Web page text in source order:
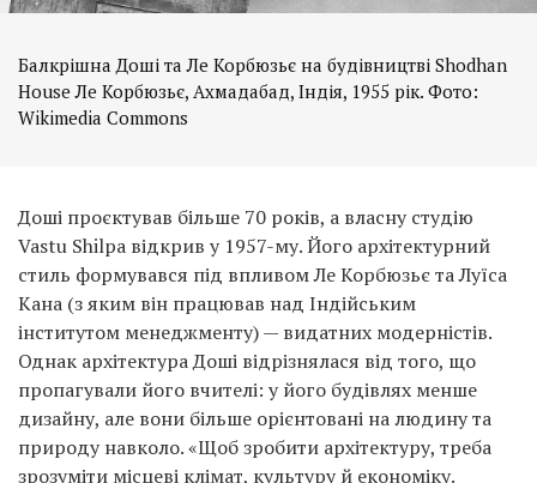
Балкрішна Доші та Ле Корбюзьє на будівництві Shodhan
House Ле Корбюзьє, Ахмадабад, Індія, 1955 рік. Фото:
Wikimedia Commons
Доші проєктував більше 70 років, а власну студію
Vastu Shilpa відкрив у 1957-му. Його архітектурний
стиль формувався під впливом Ле Корбюзьє та Луїса
Кана (з яким він працював над Індійським
інститутом менеджменту) — видатних модерністів.
Однак архітектура Доші відрізнялася від того, що
пропагували його вчителі: у його будівлях менше
дизайну, але вони більше орієнтовані на людину та
природу навколо. «Щоб зробити архітектуру, треба
зрозуміти місцеві клімат, культуру й економіку.